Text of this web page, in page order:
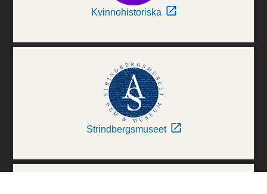
Kvinnohistoriska
Strindbergsmuseet